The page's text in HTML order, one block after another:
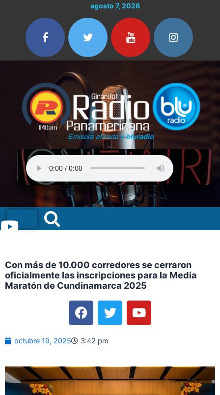
contenido
agosto 7, 2026
Menu
Con más de 10.000 corredores se cerraron
oficialmente las inscripciones para la Media
Maratón de Cundinamarca 2025
F
a
c
e
o
k
T
w
i
r
Y
o
u
e
octubre 19, 2025 3:42 pm